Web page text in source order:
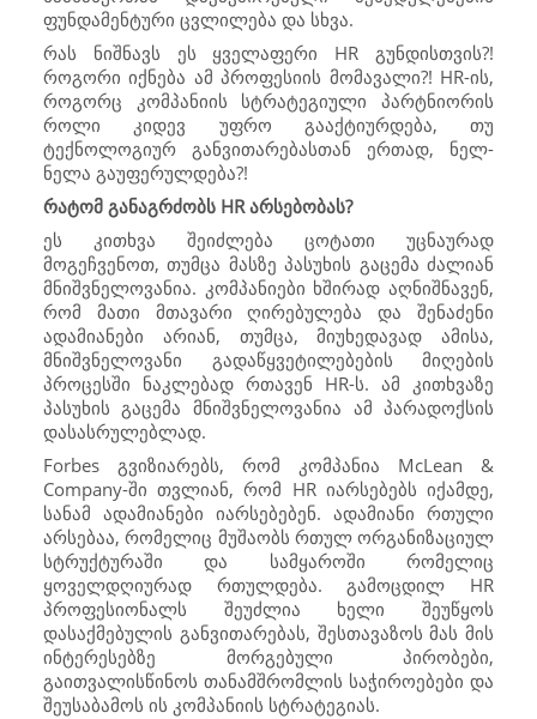
ფუნდამენტური ცვლილება და სხვა.
რას ნიშნავს ეს ყველაფერი HRგუნდისთვის?!
როგორი იქნება ამ პროფესიის მომავალი?! HR-ის,
როგორც კომპანიის სტრატეგიული პარტნიორის
როლი კიდევ უფრო გააქტიურდება, თუ
ტექნოლოგიურ განვითარებასთან ერთად, ნელ-
ნელა გაუფერულდება?!
რატომ განაგრძობს HRარსებობას?
ეს კითხვა შეიძლება ცოტათი უცნაურად
მოგეჩვენოთ, თუმცა მასზე პასუხის გაცემა ძალიან
მნიშვნელოვანია. კომპანიები ხშირად აღნიშნავენ,
რომ მათი მთავარი ღირებულება და შენაძენი
ადამიანები არიან, თუმცა, მიუხედავად ამისა,
მნიშვნელოვანი გადაწყვეტილებების მიღების
პროცესში ნაკლებად რთავენ HR-ს. ამ კითხვაზე
პასუხის გაცემა მნიშვნელოვანია ამ პარადოქსის
დასასრულებლად.
Forbes გვიზიარებს, რომ კომპანია McLean &
Company-ში თვლიან, რომ HR იარსებებს იქამდე,
სანამ ადამიანები იარსებებენ. ადამიანი რთული
არსებაა, რომელიც მუშაობს რთულ ორგანიზაციულ
სტრუქტურაში და სამყაროში რომელიც
ყოველდღიურად რთულდება. გამოცდილ HR
პროფესიონალს შეუძლია ხელი შეუწყოს
დასაქმებულის განვითარებას, შესთავაზოს მას მის
ინტერესებზე მორგებული პირობები,
გაითვალისწინოს თანამშრომლის საჭიროებები და
შეუსაბამოს ის კომპანიის სტრატეგიას.